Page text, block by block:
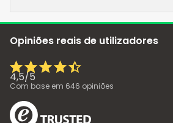
Opiniões reais de utilizadores
4,5/5
Com base em 646 opiniões